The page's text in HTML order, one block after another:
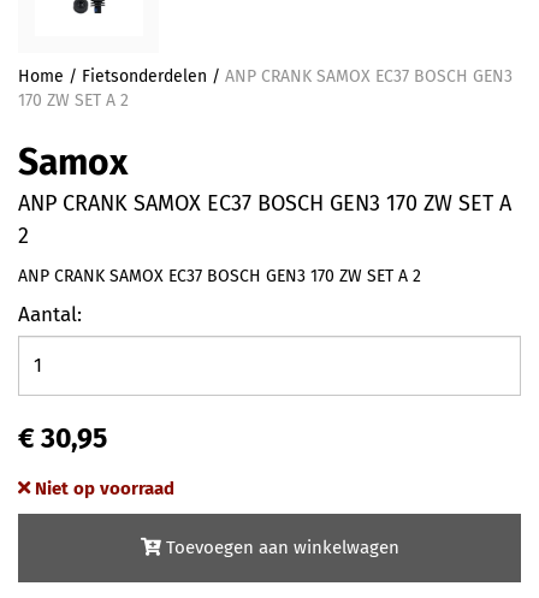
Home / Fietsonderdelen / ANP CRANK SAMOX EC37 BOSCH GEN3
170 ZW SET A 2
Samox
ANP CRANK SAMOX EC37 BOSCH GEN3 170 ZW SET A
2
ANP CRANK SAMOX EC37 BOSCH GEN3 170 ZW SET A 2
Aantal:
€ 30,95
Niet op voorraad
Toevoegen aan winkelwagen